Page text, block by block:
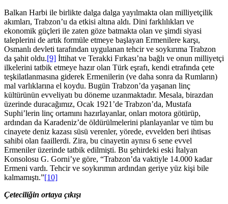
Balkan Harbi ile birlikte dalga dalga yayılmakta olan milliyetçilik
akımları, Trabzon’u da etkisi altına aldı. Dini farklılıkları ve
ekonomik güçleri ile zaten göze batmakta olan ve şimdi siyasi
taleplerini de artık formüle etmeye başlayan Ermenilere karşı,
Osmanlı devleti tarafından uygulanan tehcir ve soykırıma Trabzon
da şahit oldu.[9] İttihat ve Terakki Fırkası’na bağlı ve onun milliyetçi
ilkelerini tatbik etmeye hazır olan Türk eşrafı, kendi etrafında çete
teşkilatlanmasına giderek Ermenilerin (ve daha sonra da Rumların)
mal varlıklarına el koydu. Bugün Trabzon’da yaşanan linç
kültürünün evveliyatı bu döneme uzanmaktadır. Mesala, birazdan
üzerinde duracağımız, Ocak 1921’de Trabzon’da, Mustafa
Suphi’lerin linç ortamını hazırlayanlar, onları motora götürüp,
ardından da Karadeniz’de öldürülmelerini planlayanlar ve tüm bu
cinayete deniz kazası süsü verenler, yörede, evvelden beri ihtisas
sahibi olan faaillerdi. Zira, bu cinayetin aynısı 6 sene evvel
Ermeniler üzerinde tatbik edilmişti. Bu şehirdeki eski İtalyan
Konsolosu G. Gorni’ye göre, “Trabzon’da vaktiyle 14.000 kadar
Ermeni vardı. Tehcir ve soykırımın ardından geriye yüz kişi bile
kalmamıştı.”[10]
Çeteciliğin ortaya çıkışı